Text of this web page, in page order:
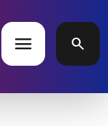
menu search